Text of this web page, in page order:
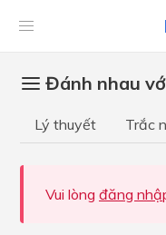
Đánh nhau
Lý thuyết Trắc
Vui lòng đăng